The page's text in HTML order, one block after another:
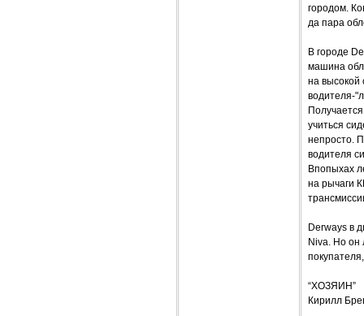
городом.
да пара
В городе
машина
на высокой
водителя-
учиться
непросто.
водителя
Впопыхах
на рычаги
Derways в
Niva. Но он
“ХОЗЯИН”
Кирилл